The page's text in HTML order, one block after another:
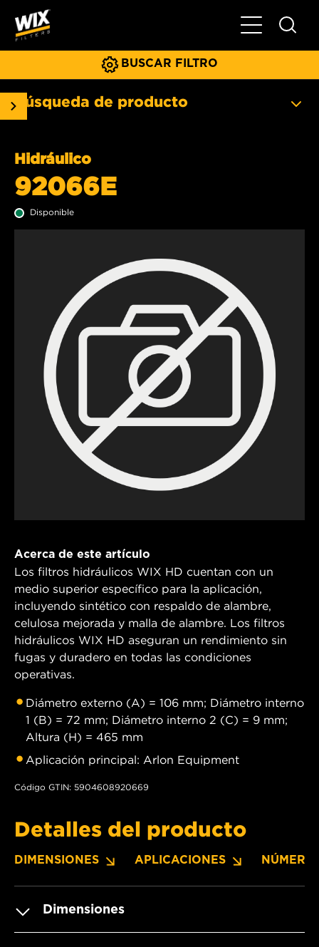
Menú
BUSCAR FILTRO
Búsqueda de producto
Hidráulico
92066E
Disponible
Acerca de este artículo
Los filtros hidráulicos WIX HD cuentan con un
medio superior específico para la aplicación,
incluyendo sintético con respaldo de alambre,
celulosa mejorada y malla de alambre. Los filtros
hidráulicos WIX HD aseguran un rendimiento sin
fugas y duradero en todas las condiciones
operativas.
Diámetro externo (A) = 106 mm; Diámetro interno
1 (B) = 72 mm; Diámetro interno 2 (C) = 9 mm;
Altura (H) = 465 mm
Aplicación principal: Arlon Equipment
Código GTIN: 5904608920669
Detalles del producto
DIMENSIONES APLICACIONES
Dimensiones